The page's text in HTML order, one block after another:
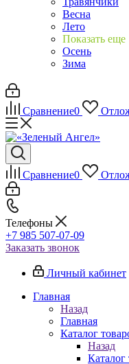
Весна
Лето
Показать еще
Осень
Зима
Сравнение0
Сравнение0
Телефоны
+7 985 507-07-09
Заказать звонок
Личный кабинет
Главная
Назад
Главная
Каталог
Назад
Каталог